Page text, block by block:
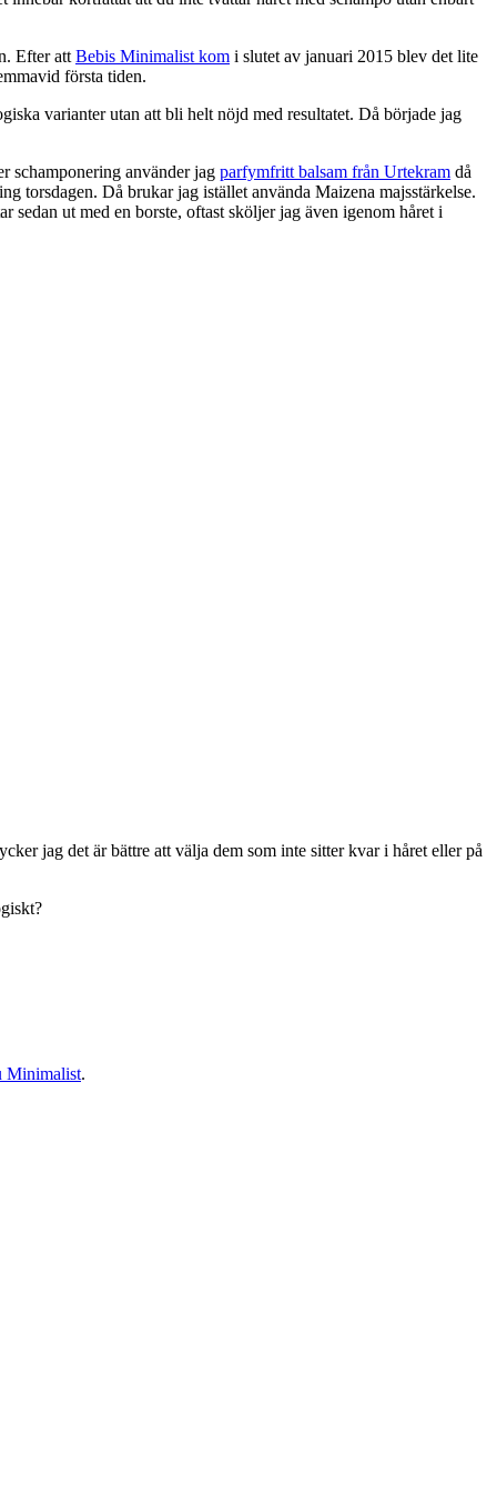
Efter att Bebis Minimalist kom i slutet av januari 2015 blev det lite
första tiden.
varianter utan att bli helt nöjd med resultatet. Då började jag
schamponering använder jag parfymfritt balsam från Urtekram då
torsdagen. Då brukar jag istället använda Maizena majsstärkelse.
sedan ut med en borste, oftast sköljer jag även igenom håret i
jag det är bättre att välja dem som inte sitter kvar i håret eller på
Minimalist.